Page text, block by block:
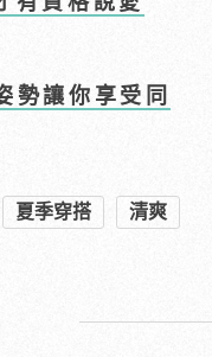
勢讓你享受同
夏季穿搭 清爽